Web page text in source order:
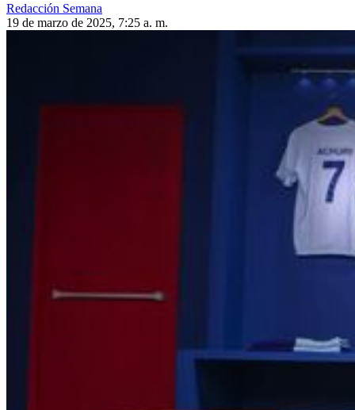
Redacción Semana
19 de marzo de 2025, 7:25 a. m.